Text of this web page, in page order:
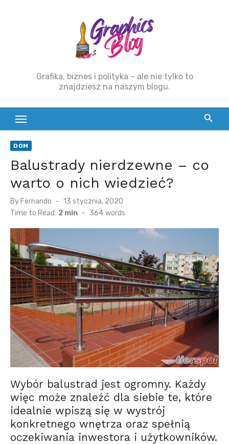
Grafika, biznes i polityka – ale nie tylko to
znajdziesz na naszym blogu.
DOM
Balustrady nierdzewne – co
warto o nich wiedzieć?
By Fernando
Posted
on
13 stycznia, 2020
Time to Read: 2 min - 364 words
Wybór balustrad jest ogromny. Każdy
więc może znaleźć dla siebie te, które
idealnie wpiszą się w wystrój
konkretnego wnętrza oraz spełnią
oczekiwania inwestora i użytkowników.